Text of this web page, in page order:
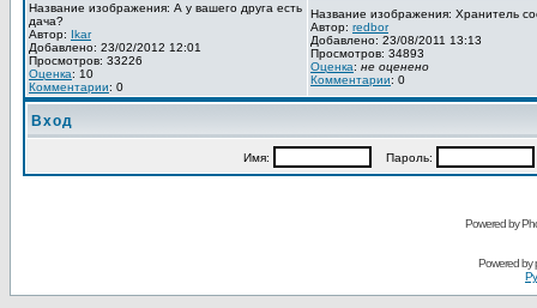
Название изображения: А у вашего друга есть
дача?
Автор: Ikar
Добавлено: 23/02/2012 12:01
Просмотров: 33226
Оценка: 10
Комментарии: 0
Название изображения: Хранитель
Автор: redbor
Добавлено: 23/08/2011 13:13
Просмотров: 34893
Оценка: не оценено
Комментарии: 0
Вход
Имя: Пароль:
Powered by
Powered by